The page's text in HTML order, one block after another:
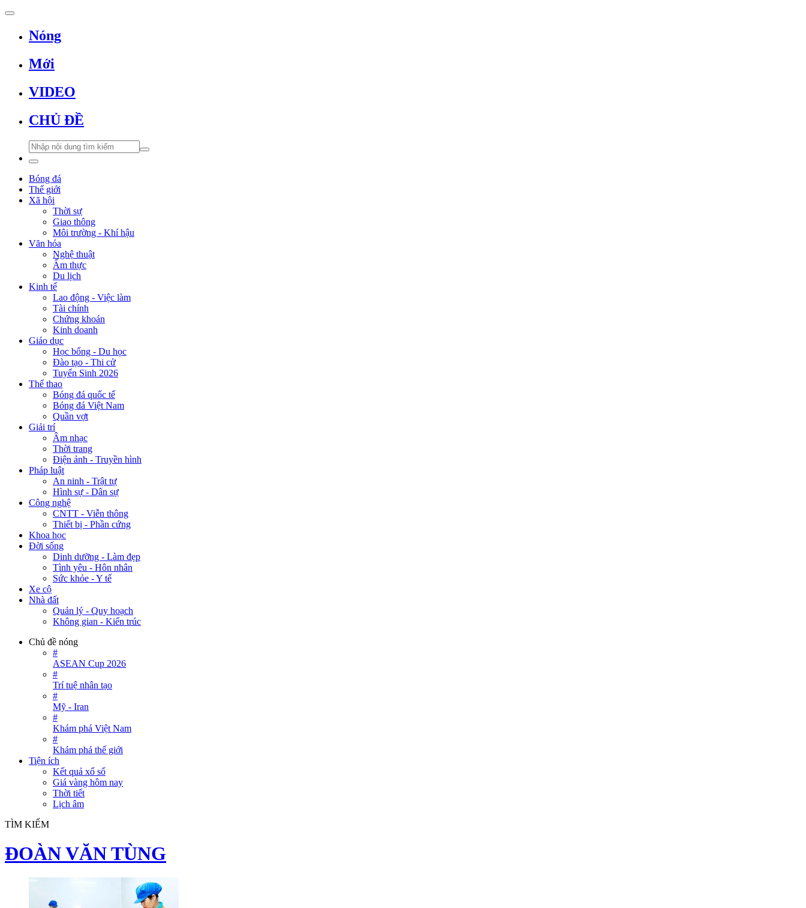
Nóng
Mới
VIDEO
CHỦ ĐỀ
Bóng đá
Thế giới
Xã hội
Thời sự
Giao thông
Môi trường - Khí hậu
Văn hóa
Nghệ thuật
Ẩm thực
Du lịch
Kinh tế
Lao động - Việc làm
Tài chính
Chứng khoán
Kinh doanh
Giáo dục
Học bổng - Du học
Đào tạo - Thi cử
Tuyển Sinh 2026
Thể thao
Bóng đá quốc tế
Bóng đá Việt Nam
Quần vợt
Giải trí
Âm nhạc
Thời trang
Điện ảnh - Truyền hình
Pháp luật
An ninh - Trật tự
Hình sự - Dân sự
Công nghệ
CNTT - Viễn thông
Thiết bị - Phần cứng
Khoa học
Đời sống
Dinh dưỡng - Làm đẹp
Tình yêu - Hôn nhân
Sức khỏe - Y tế
Xe cộ
Nhà đất
Quản lý - Quy hoạch
Không gian - Kiến trúc
Chủ đề nóng
#
ASEAN Cup 2026
#
Trí tuệ nhân tạo
#
Mỹ - Iran
#
Khám phá Việt Nam
#
Khám phá thế giới
Tiện ích
Kết quả xổ số
Giá vàng hôm nay
Thời tiết
Lịch âm
TÌM KIẾM
ĐOÀN VĂN TÙNG